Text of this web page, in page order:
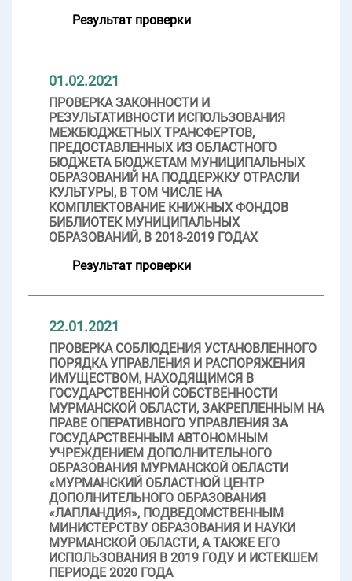
Результат проверки
01.02.2021
ПРОВЕРКА ЗАКОННОСТИ И
РЕЗУЛЬТАТИВНОСТИ ИСПОЛЬЗОВАНИЯ
МЕЖБЮДЖЕТНЫХ ТРАНСФЕРТОВ,
ПРЕДОСТАВЛЕННЫХ ИЗ ОБЛАСТНОГО
БЮДЖЕТА БЮДЖЕТАМ МУНИЦИПАЛЬНЫХ
ОБРАЗОВАНИЙ НА ПОДДЕРЖКУ ОТРАСЛИ
КУЛЬТУРЫ, В ТОМ ЧИСЛЕ НА
КОМПЛЕКТОВАНИЕ КНИЖНЫХ ФОНДОВ
БИБЛИОТЕК МУНИЦИПАЛЬНЫХ
ОБРАЗОВАНИЙ, В 2018-2019 ГОДАХ
Результат проверки
22.01.2021
ПРОВЕРКА СОБЛЮДЕНИЯ УСТАНОВЛЕННОГО
ПОРЯДКА УПРАВЛЕНИЯ И РАСПОРЯЖЕНИЯ
ИМУЩЕСТВОМ, НАХОДЯЩИМСЯ В
ГОСУДАРСТВЕННОЙ СОБСТВЕННОСТИ
МУРМАНСКОЙ ОБЛАСТИ, ЗАКРЕПЛЕННЫМ НА
ПРАВЕ ОПЕРАТИВНОГО УПРАВЛЕНИЯ ЗА
ГОСУДАРСТВЕННЫМ АВТОНОМНЫМ
УЧРЕЖДЕНИЕМ ДОПОЛНИТЕЛЬНОГО
ОБРАЗОВАНИЯ МУРМАНСКОЙ ОБЛАСТИ
«МУРМАНСКИЙ ОБЛАСТНОЙ ЦЕНТР
ДОПОЛНИТЕЛЬНОГО ОБРАЗОВАНИЯ
«ЛАПЛАНДИЯ», ПОДВЕДОМСТВЕННЫМ
МИНИСТЕРСТВУ ОБРАЗОВАНИЯ И НАУКИ
МУРМАНСКОЙ ОБЛАСТИ, А ТАКЖЕ ЕГО
ИСПОЛЬЗОВАНИЯ В 2019 ГОДУ И ИСТЕКШЕМ
ПЕРИОДЕ 2020 ГОДА